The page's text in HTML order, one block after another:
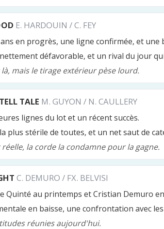
E. HARDOUIN / C. FEY
ans en progrès, une ligne confirmée, et
défavorable, et un rival du jour
mais le tirage extérieur pèse lourd.
TALE M. GUYON / N. CAULLERY
lignes du lot et un récent succès.
plus stérile de toutes, et un net saut de
la corde la condamne pour la gagne.
C. DEMURO / FX. BELVISI
Quinté au printemps et Cristian Demuro
en baisse, une confrontation avec
réunies aujourd'hui.